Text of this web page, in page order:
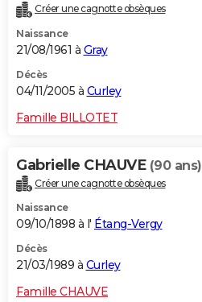
Créer une cagnotte obsèques
Naissance
21/08/1961 à Gray
Décès
04/11/2005 à Curley
Famille BILLOTET
Gabrielle CHAUVE (90 ans)
Créer une cagnotte obsèques
Naissance
09/10/1898 à l' Étang-Vergy
Décès
21/03/1989 à Curley
Famille CHAUVE